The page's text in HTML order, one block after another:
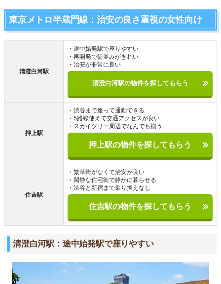
東京メトロ半蔵門線：治安の良さ重視の女性向け
清澄白河駅
・途中始発駅で座りやすい
・再開発で街並みがきれい
・治安が非常に良い
清澄白河駅の物件を探してもらう
押上駅
・渋谷まで座って通勤できる
・5路線使えて交通アクセスが良い
・スカイツリー周辺でなんでも揃う
押上駅の物件を探してもらう
住吉駅
・繁華街がなくて治安が良い
・閑静な住宅街で静かに暮らせる
・渋谷と新宿まで乗り換えなし
住吉駅の物件を探してもらう
清澄白河駅：途中始発駅で座りやすい